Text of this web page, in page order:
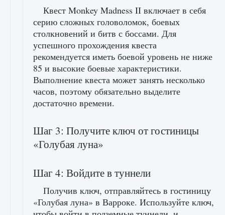
Квест Monkey Madness II включает в себя
серию сложных головоломок, боевых
столкновений и битв с боссами. Для
успешного прохождения квеста
рекомендуется иметь боевой уровень не ниже
85 и высокие боевые характеристики.
Выполнение квеста может занять несколько
часов, поэтому обязательно выделите
достаточно времени.
Шаг 3: Получите ключ от гостиницы
«Голубая луна»
Шаг 4: Войдите в туннели
Получив ключ, отправляйтесь в гостиницу
«Голубая луна» в Варроке. Используйте ключ,